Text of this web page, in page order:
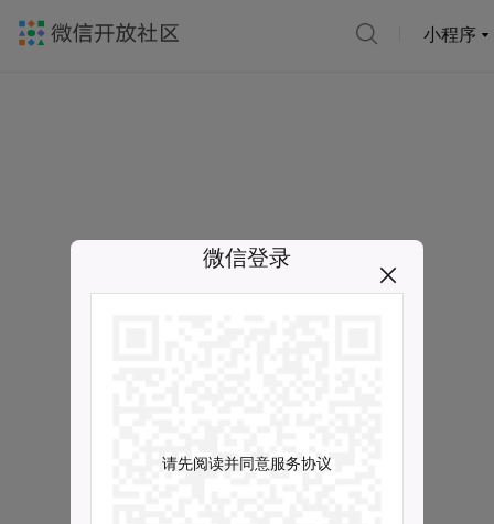
小程序
微信登录
请先阅读并同意服务协议